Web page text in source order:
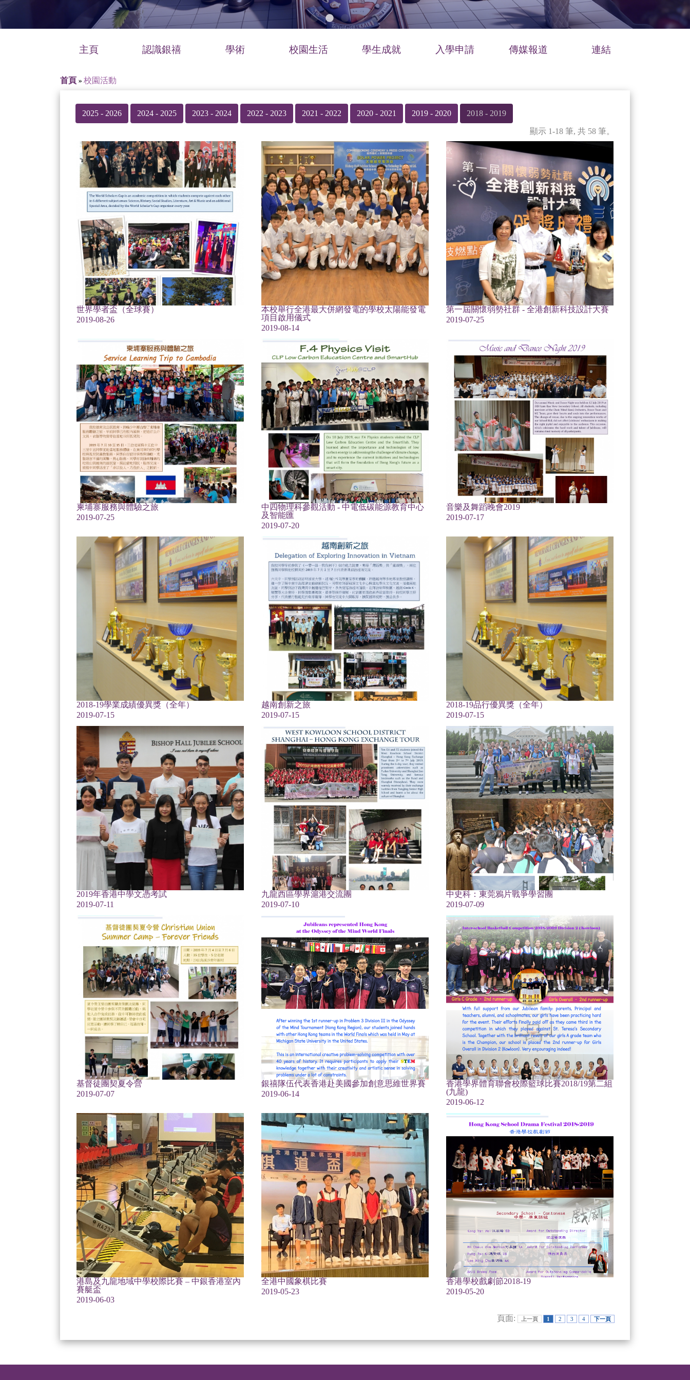
主頁 認識銀禧 學術 校園生活 學生成就 入學申請 傳媒報道 連結
首頁»校園活動
2025 - 2026 2024 - 2025 2023 - 2024 2022 - 2023 2021 - 2022 2020 - 2021 2019 - 2020 2018 - 2019
顯示 1-18 筆, 共 58 筆。
世界學者盃（全球賽）
2019-08-26
本校舉行全港最大併網發電的學校太陽能發電
項目啟用儀式
2019-08-14
第一屆關懷弱勢社群 - 全港創新科技設計大賽
2019-07-25
柬埔寨服務與體驗之旅
2019-07-25
中四物理科參觀活動 - 中電低碳能源教育中心
及智能匯
2019-07-20
音樂及舞蹈晚會2019
2019-07-17
2018-19學業成績優異獎（全年）
2019-07-15
越南創新之旅
2019-07-15
2018-19品行優異獎（全年）
2019-07-15
2019年香港中學文憑考試
2019-07-11
九龍西區學界滬港交流團
2019-07-10
中史科：東莞鴉片戰爭學習團
2019-07-09
基督徒團契夏令營
2019-07-07
銀禧隊伍代表香港赴美國參加創意思維世界賽
2019-06-14
香港學界體育聯會校際籃球比賽2018/19第二組
(九龍)
2019-06-12
港島及九龍地域中學校際比賽 – 中銀香港室內
賽艇盃
2019-06-03
全港中國象棋比賽
2019-05-23
香港學校戲劇節2018-19
2019-05-20
頁面: 上一頁 1 2 3 4 下一頁